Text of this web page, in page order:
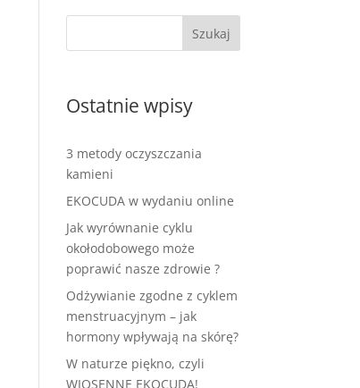
Ostatnie wpisy
3 metody oczyszczania
kamieni
EKOCUDA w wydaniu online
Jak wyrównanie cyklu
okołodobowego może
poprawić nasze zdrowie ?
Odżywianie zgodne z cyklem
menstruacyjnym – jak
hormony wpływają na skórę?
W naturze piękno, czyli
WIOSENNE EKOCUDA!